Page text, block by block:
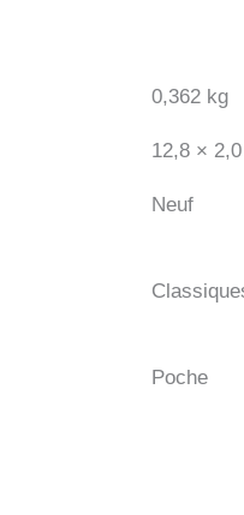
0,362 kg
12,8 ×
Neuf
Poche